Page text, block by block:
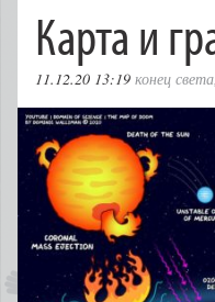
Карта и
11.12.20 13:19 конец света,